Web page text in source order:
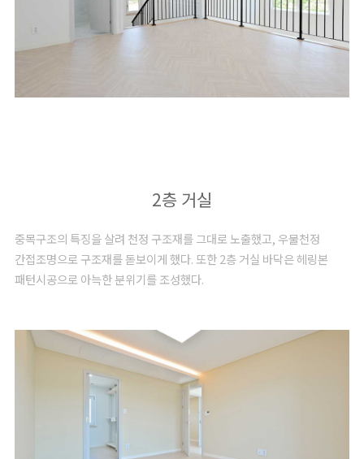
2층 거실
중목구조의 특징을 살려 천정 구조재를 그대로 노출했고, 우물천정
간접조명으로 구조재를 돋보이게 했다. 또한 2층 거실 바닥은 헤링본
패턴시공으로 아늑한 분위기를 조성했다.